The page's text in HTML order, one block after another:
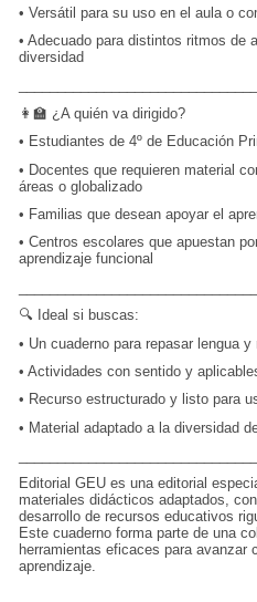
• Versátil para su uso en el aula o
• Adecuado para distintos ritmos de
diversidad
👩‍🏫 ¿A quién va dirigido?
• Estudiantes de 4º de Educación
• Docentes que requieren material
áreas o globalizado
• Familias que desean apoyar el
• Centros escolares que apuestan
aprendizaje funcional
🔍 Ideal si buscas:
• Un cuaderno para repasar lengua
• Actividades con sentido y
• Recurso estructurado y listo para
• Material adaptado a la diversidad
Editorial GEU es una editorial
materiales didácticos adaptados,
desarrollo de recursos educativos
Este cuaderno forma parte de una
herramientas eficaces para avanzar
aprendizaje.